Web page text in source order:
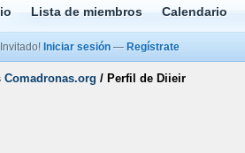
Lista de miembros Calendario
Iniciar sesión — Regístrate
Comadronas.org / Perfil de Diieir